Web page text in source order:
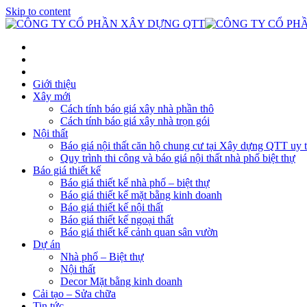
Skip to content
Giới thiệu
Xây mới
Cách tính báo giá xây nhà phần thô
Cách tính báo giá xây nhà trọn gói
Nội thất
Báo giá nội thất căn hộ chung cư tại Xây dựng QTT uy
Quy trình thi công và báo giá nội thất nhà phố biệt thự
Báo giá thiết kế
Báo giá thiết kế nhà phố – biệt thự
Báo giá thiết kế mặt bằng kinh doanh
Báo giá thiết kế nội thất
Báo giá thiết kế ngoại thất
Báo giá thiết kế cảnh quan sân vườn
Dự án
Nhà phố – Biệt thự
Nội thất
Decor Mặt bằng kinh doanh
Cải tạo – Sửa chữa